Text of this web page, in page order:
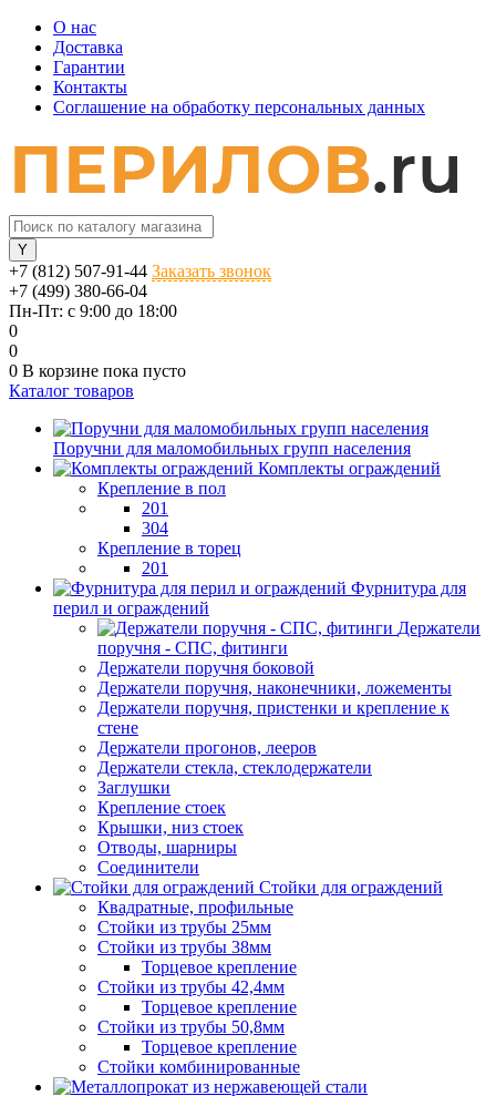
О нас
Доставка
Гарантии
Контакты
Соглашение на обработку персональных данных
+7 (812) 507-91-44 Заказать звонок
+7 (499) 380-66-04
Пн-Пт: с 9:00 до 18:00
0
0
0 В корзине пока пусто
Каталог товаров
Поручни для маломобильных групп населения
Комплекты ограждений
Крепление в пол
201
304
Крепление в торец
201
Фурнитура для
перил и ограждений
Держатели
поручня - СПС, фитинги
Держатели поручня боковой
Держатели поручня, наконечники, ложементы
Держатели поручня, пристенки и крепление к
стене
Держатели прогонов, лееров
Держатели стекла, стеклодержатели
Заглушки
Крепление стоек
Крышки, низ стоек
Отводы, шарниры
Соединители
Стойки для ограждений
Квадратные, профильные
Стойки из трубы 25мм
Стойки из трубы 38мм
Торцевое крепление
Стойки из трубы 42,4мм
Торцевое крепление
Стойки из трубы 50,8мм
Торцевое крепление
Стойки комбинированные